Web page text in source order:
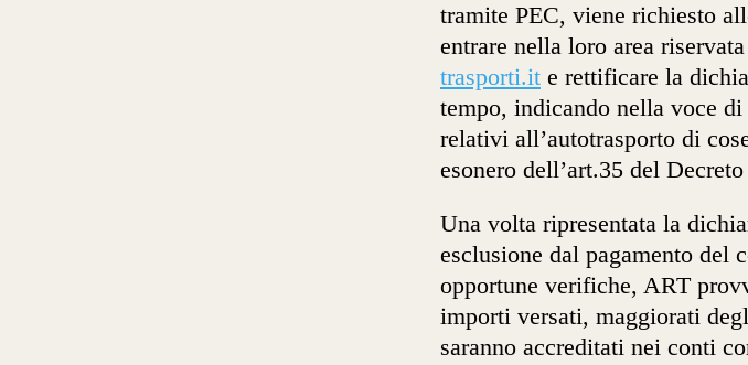
tramite PEC, viene richiesto
entrare nella loro area riservata
trasporti.it e rettificare la
tempo, indicando nella voce
relativi all’autotrasporto di
esonero dell’art.35 del
Una volta ripresentata la
esclusione dal pagamento del
opportune verifiche, ART
importi versati, maggiorati
saranno accreditati nei conti